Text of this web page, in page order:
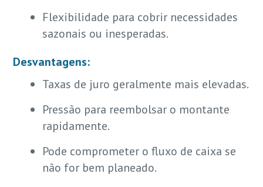
Flexibilidade para cobrir necessidades
sazonais ou inesperadas.
Desvantagens:
Taxas de juro geralmente mais elevadas.
Pressão para reembolsar o montante
rapidamente.
Pode comprometer o fluxo de caixa se
não for bem planeado.